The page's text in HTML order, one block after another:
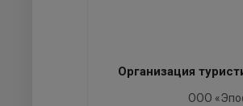
Организация
ООО